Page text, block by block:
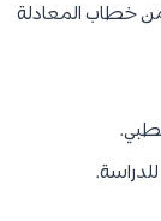
خطاب المعادلة